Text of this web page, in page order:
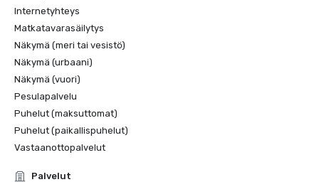
Internetyhteys
Matkatavarasäilytys
Näkymä (meri tai vesistö)
Näkymä (urbaani)
Näkymä (vuori)
Pesulapalvelu
Puhelut (maksuttomat)
Puhelut (paikallispuhelut)
Vastaanottopalvelut
Palvelut